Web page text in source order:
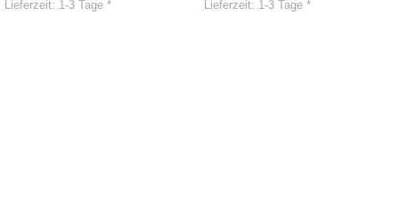
Lieferzeit: 1-3 Tage * Lieferzeit: 1-3 Tage *